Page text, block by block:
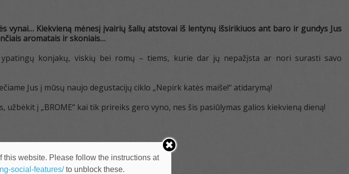
vynai… Kiekvieną mėnesį įvairių šalių atstovai iš lentynų išsirikiuos ant baro ir gundys Jus
aromatais ir skoniais…
konjakų, viskių bei romų – tiems, kurie dar jų nepažįsta ar nori surasti savo
Jus į mūsų naujo degustacijų ciklo „Nepirk katės maiše!“ atidarymą!
užbėkit į „BROME“ kai tik prireiks gero vyno, nes šis pasiūlymas galios kiekvieną dieną!
website. Please follow the instructions at
social-features/to unblock these.